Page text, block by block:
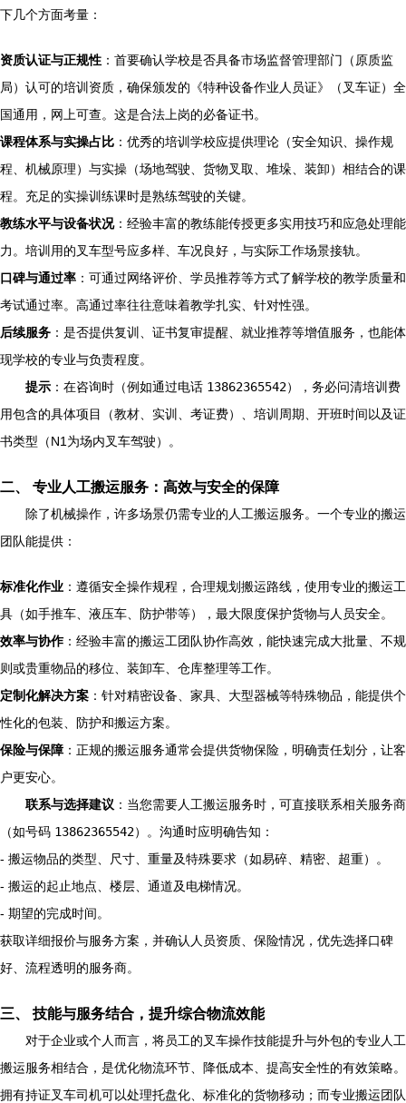
下几个方面考量：
资质认证与正规性 ：首要确认学校是否具备市场监督管理部门（原质监
局）认可的培训资质，确保颁发的《特种设备作业人员证》（叉车证）全
国通用，网上可查。这是合法上岗的必备证书。
课程体系与实操占比 ：优秀的培训学校应提供理论（安全知识、操作规
程、机械原理）与实操（场地驾驶、货物叉取、堆垛、装卸）相结合的课
程。充足的实操训练课时是熟练驾驶的关键。
教练水平与设备状况：经验丰富的教练能传授更多实用技巧和应急处理能
力。培训用的叉车型号应多样、车况良好，与实际工作场景接轨。
口碑与通过率 ：可通过网络评价、学员推荐等方式了解学校的教学质量和
考试通过率。高通过率往往意味着教学扎实、针对性强。
后续服务 ：是否提供复训、证书复审提醒、就业推荐等增值服务，也能体
现学校的专业与负责程度。
提示 ：在咨询时（例如通过电话 13862365542），务必问清培训费
用包含的具体项目（教材、实训、考证费）、培训周期、开班时间以及证
书类型（N1为场内叉车驾驶）。
二、 专业人工搬运服务：高效与安全的保障
除了机械操作，许多场景仍需专业的人工搬运服务。一个专业的搬运
团队能提供：
标准化作业 ：遵循安全操作规程，合理规划搬运路线，使用专业的搬运工
具（如手推车、液压车、防护带等），最大限度保护货物与人员安全。
效率与协作：经验丰富的搬运工团队协作高效，能快速完成大批量、不规
则或贵重物品的移位、装卸车、仓库整理等工作。
定制化解决方案 ：针对精密设备、家具、大型器械等特殊物品，能提供个
性化的包装、防护和搬运方案。
保险与保障 ：正规的搬运服务通常会提供货物保险，明确责任划分，让客
户更安心。
联系与选择建议 ：当您需要人工搬运服务时，可直接联系相关服务商
（如号码 13862365542）。沟通时应明确告知：
- 搬运物品的类型、尺寸、重量及特殊要求（如易碎、精密、超重）。
- 搬运的起止地点、楼层、通道及电梯情况。
- 期望的完成时间。
获取详细报价与服务方案，并确认人员资质、保险情况，优先选择口碑
好、流程透明的服务商。
三、 技能与服务结合，提升综合物流效能
对于企业或个人而言，将员工的叉车操作技能提升与外包的专业人工
搬运服务相结合，是优化物流环节、降低成本、提高安全性的有效策略。
拥有持证叉车司机可以处理托盘化、标准化的货物移动；而专业搬运团队